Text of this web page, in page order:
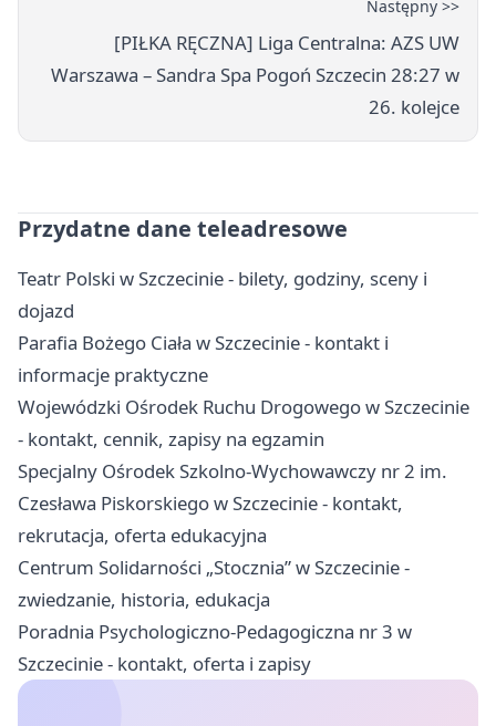
Następny >>
[PIŁKA RĘCZNA] Liga Centralna: AZS UW
Warszawa – Sandra Spa Pogoń Szczecin 28:27 w
26. kolejce
Przydatne dane teleadresowe
Teatr Polski w Szczecinie - bilety, godziny, sceny i
dojazd
Parafia Bożego Ciała w Szczecinie - kontakt i
informacje praktyczne
Wojewódzki Ośrodek Ruchu Drogowego w Szczecinie
- kontakt, cennik, zapisy na egzamin
Specjalny Ośrodek Szkolno-Wychowawczy nr 2 im.
Czesława Piskorskiego w Szczecinie - kontakt,
rekrutacja, oferta edukacyjna
Centrum Solidarności „Stocznia” w Szczecinie -
zwiedzanie, historia, edukacja
Poradnia Psychologiczno-Pedagogiczna nr 3 w
Szczecinie - kontakt, oferta i zapisy